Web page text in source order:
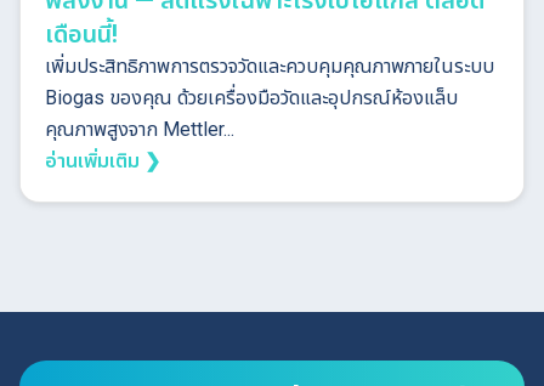
เดือนนี้!
เพิ่มประสิทธิภาพการตรวจวัดและควบคุมคุณภาพภายในระบบ
Biogas ของคุณ ด้วยเครื่องมือวัดและอุปกรณ์ห้องแล็บ
คุณภาพสูงจาก Mettler...
อ่านเพิ่มเติม ❯